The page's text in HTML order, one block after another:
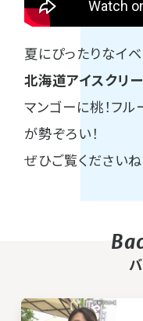
夏にぴったりなイベ
北海道アイスクリ
マンゴーに桃！フル
が勢ぞろい！
ぜひご覧くださいね